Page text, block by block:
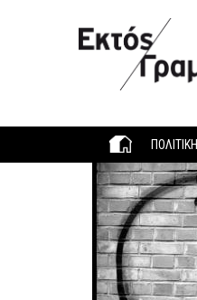
ΠΟΛΙΤΙΚΗ